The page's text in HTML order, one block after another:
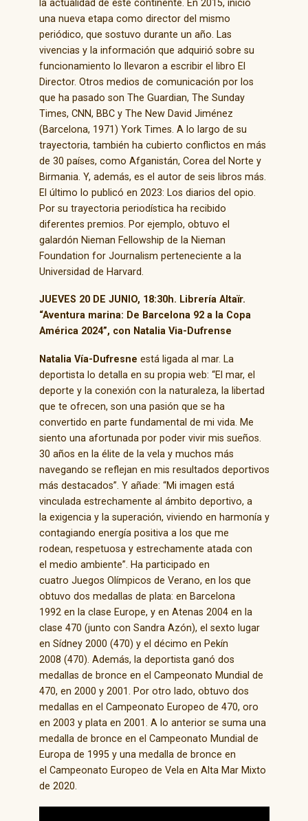
la actualidad de este continente. En 2015, inició
una nueva etapa como director del mismo
periódico, que sostuvo durante un año. Las
vivencias y la información que adquirió sobre su
funcionamiento lo llevaron a escribir el libro El
Director. Otros medios de comunicación por los
que ha pasado son The Guardian, The Sunday
Times, CNN, BBC y The New David Jiménez
(Barcelona, 1971) York Times. A lo largo de su
trayectoria, también ha cubierto conflictos en más
de 30 países, como Afganistán, Corea del Norte y
Birmania. Y, además, es el autor de seis libros más.
El último lo publicó en 2023: Los diarios del opio.
Por su trayectoria periodística ha recibido
diferentes premios. Por ejemplo, obtuvo el
galardón Nieman Fellowship de la Nieman
Foundation for Journalism perteneciente a la
Universidad de Harvard.
JUEVES 20 DE JUNIO, 18:30h. Librería Altaïr.
“Aventura marina: De Barcelona 92 a la Copa
América 2024”, con Natalia Via-Dufrense
Natalia Vía-Dufresne está ligada al mar. La
deportista lo detalla en su propia web: “El mar, el
deporte y la conexión con la naturaleza, la libertad
que te ofrecen, son una pasión que se ha
convertido en parte fundamental de mi vida. Me
siento una afortunada por poder vivir mis sueños.
30 años en la élite de la vela y muchos más
navegando se reflejan en mis resultados deportivos
más destacados”. Y añade: “Mi imagen está
vinculada estrechamente al ámbito deportivo, a
la exigencia y la superación, viviendo en harmonía y
contagiando energía positiva a los que me
rodean, respetuosa y estrechamente atada con
el medio ambiente”. Ha participado en
cuatro Juegos Olímpicos de Verano, en los que
obtuvo dos medallas de plata: en Barcelona
1992 en la clase Europe, y en Atenas 2004 en la
clase 470 (junto con Sandra Azón), el sexto lugar
en Sídney 2000 (470) y el décimo en Pekín
2008 (470). Además, la deportista ganó dos
medallas de bronce en el Campeonato Mundial de
470, en 2000 y 2001. Por otro lado, obtuvo dos
medallas en el Campeonato Europeo de 470, oro
en 2003 y plata en 2001. A lo anterior se suma una
medalla de bronce en el Campeonato Mundial de
Europa de 1995 y una medalla de bronce en
el Campeonato Europeo de Vela en Alta Mar Mixto
de 2020.​